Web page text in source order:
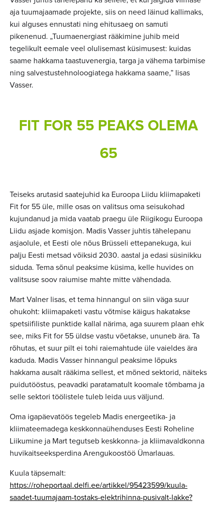
aja tuumajaamade projekte, siis on need läinud kallimaks,
kui alguses ennustati ning ehitusaeg on samuti
pikenenud. „Tuumaenergiast rääkimine juhib meid
tegelikult eemale veel olulisemast küsimusest: kuidas
saame hakkama taastuvenergia, targa ja vähema tarbimise
ning salvestustehnoloogiatega hakkama saame,” lisas
Vasser.
FIT FOR 55 PEAKS OLEMA
65
Teiseks arutasid saatejuhid ka Euroopa Liidu kliimapaketi
Fit for 55 üle, mille osas on valitsus oma seisukohad
kujundanud ja mida vaatab praegu üle Riigikogu Euroopa
Liidu asjade komisjon. Madis Vasser juhtis tähelepanu
asjaolule, et Eesti ole nõus Brüsseli ettepanekuga, kui
palju Eesti metsad võiksid 2030. aastal ja edasi süsinikku
siduda. Tema sõnul peaksime küsima, kelle huvides on
valitsuse soov raiumise mahte mitte vähendada.
Mart Valner lisas, et tema hinnangul on siin väga suur
ohukoht: kliimapaketi vastu võtmise käigus hakatakse
spetsiifiliste punktide kallal närima, aga suurem plaan ehk
see, miks Fit for 55 üldse vastu võetakse, ununeb ära. Ta
rõhutas, et suur pilt ei tohi raiemahtude üle vaieldes ära
kaduda. Madis Vasser hinnangul peaksime lõpuks
hakkama ausalt rääkima sellest, et mõned sektorid, näiteks
puidutööstus, peavadki paratamatult koomale tõmbama ja
selle sektori töölistele tuleb leida uus väljund.
Oma igapäevatöös tegeleb Madis energeetika- ja
kliimateemadega keskkonnaühenduses Eesti Roheline
Liikumine ja Mart tegutseb keskkonna- ja kliimavaldkonna
huvikaitseeksperdina Arengukoostöö Ümarlauas.
Kuula täpsemalt:
https://roheportaal.delfi.ee/artikkel/95423599/kuula-
saadet-tuumajaam-tostaks-elektrihinna-pusivalt-lakke?